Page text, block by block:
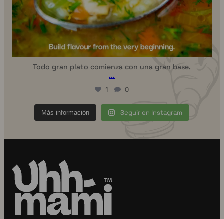
Todo gran plato comienza con una gran base.
...
1 0
Más información Seguir en Instagram